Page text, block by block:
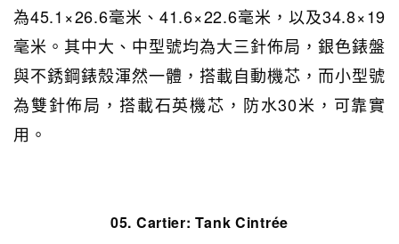
為45.1×26.6毫米、41.6×22.6毫米，以及34.8×19
毫米。其中大、中型號均為大三針佈局，銀色錶盤
與不銹鋼錶殼渾然一體，搭載自動機芯，而小型號
為雙針佈局，搭載石英機芯，防水30米，可靠實
用。
05. Cartier:Tank Cintrée